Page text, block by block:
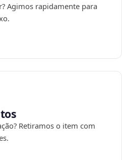
Agimos rapidamente para
Retiramos o item com